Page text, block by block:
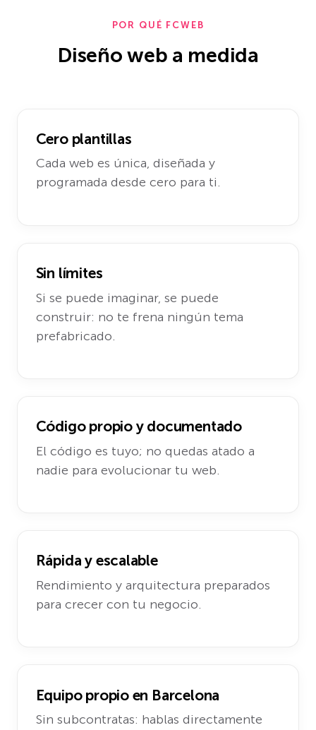
POR QUÉ FCWEB
Diseño web a medida
Cero plantillas
Cada web es única, diseñada y
programada desde cero para ti.
Sin límites
Si se puede imaginar, se puede
construir: no te frena ningún tema
prefabricado.
Código propio y documentado
El código es tuyo; no quedas atado a
nadie para evolucionar tu web.
Rápida y escalable
Rendimiento y arquitectura preparados
para crecer con tu negocio.
Equipo propio en Barcelona
Sin subcontratas: hablas directamente